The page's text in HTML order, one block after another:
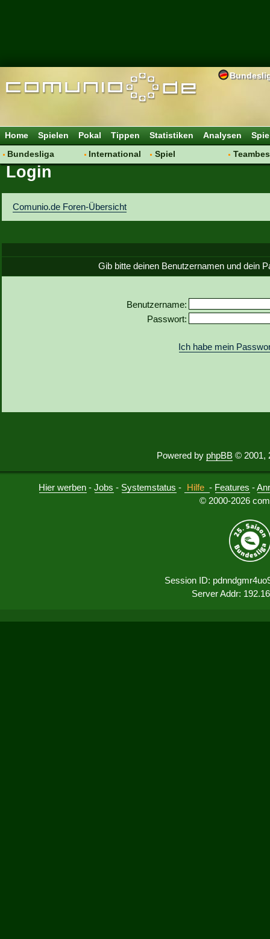
Home Spielen Pokal Tippen Statistiken Analysen
Bundesliga
Hot News
Spielanalyse
Vereinsdiskussion
International
Spiel
Login
Comunio.de Foren-Übersicht
Gib bitte deinen Benutzernamen und dein
Benutzername:
Passwort:
Ich habe mein
Powered by phpBB © 2001,
Hier werben -Jobs - Systemstatus - Hilfe - Features -
© 2000-2026
Session ID:
Server Addr: